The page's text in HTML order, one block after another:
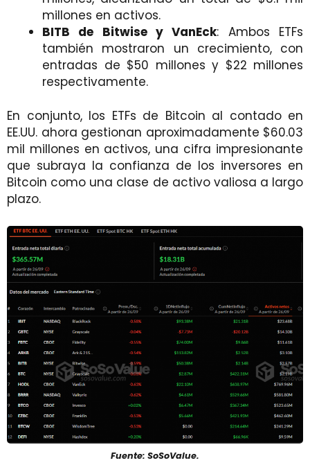
millones en activos.
BITB de Bitwise y VanEck: Ambos ETFs
también mostraron un crecimiento, con
entradas de $50 millones y $22 millones
respectivamente.
En conjunto, los ETFs de Bitcoin al contado en
EE.UU. ahora gestionan aproximadamente $60.03
mil millones en activos, una cifra impresionante
que subraya la confianza de los inversores en
Bitcoin como una clase de activo valiosa a largo
plazo.
Fuente: SoSoValue.